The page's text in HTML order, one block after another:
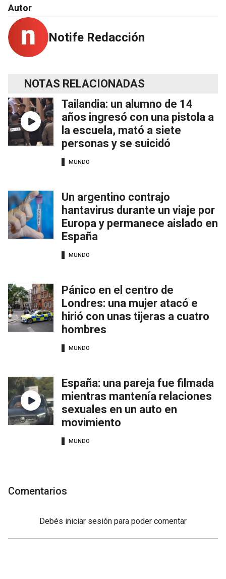
Autor
Notife Redacción
NOTAS RELACIONADAS
Tailandia: un alumno de 14
años ingresó con una pistola a
la escuela, mató a siete
personas y se suicidó
MUNDO
Un argentino contrajo
hantavirus durante un viaje por
Europa y permanece aislado en
España
MUNDO
Pánico en el centro de
Londres: una mujer atacó e
hirió con unas tijeras a cuatro
hombres
MUNDO
España: una pareja fue filmada
mientras mantenía relaciones
sexuales en un auto en
movimiento
MUNDO
Comentarios
Debés iniciar sesión para poder comentar